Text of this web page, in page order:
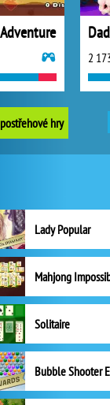
2
hry
Lady Popular
Mahjong
Solitaire